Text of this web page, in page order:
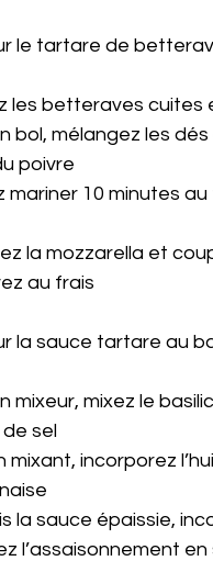
le tartare de
les betteraves cuites
bol, mélangez les
poivre
mariner 10 minutes au
la mozzarella et
au frais
la sauce tartare au
mixeur, mixez le
sel
mixant, incorporez
la sauce épaissie,
l’assaisonnement